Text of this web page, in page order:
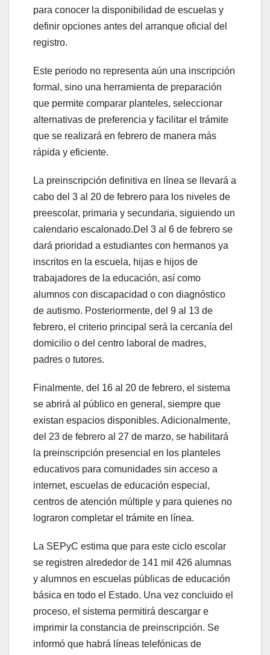
para conocer la disponibilidad de escuelas y
definir opciones antes del arranque oficial del
registro.
Este periodo no representa aún una inscripción
formal, sino una herramienta de preparación
que permite comparar planteles, seleccionar
alternativas de preferencia y facilitar el trámite
que se realizará en febrero de manera más
rápida y eficiente.
La preinscripción definitiva en línea se llevará a
cabo del 3 al 20 de febrero para los niveles de
preescolar, primaria y secundaria, siguiendo un
calendario escalonado.Del 3 al 6 de febrero se
dará prioridad a estudiantes con hermanos ya
inscritos en la escuela, hijas e hijos de
trabajadores de la educación, así como
alumnos con discapacidad o con diagnóstico
de autismo. Posteriormente, del 9 al 13 de
febrero, el criterio principal será la cercanía del
domicilio o del centro laboral de madres,
padres o tutores.
Finalmente, del 16 al 20 de febrero, el sistema
se abrirá al público en general, siempre que
existan espacios disponibles. Adicionalmente,
del 23 de febrero al 27 de marzo, se habilitará
la preinscripción presencial en los planteles
educativos para comunidades sin acceso a
internet, escuelas de educación especial,
centros de atención múltiple y para quienes no
lograron completar el trámite en línea.
La SEPyC estima que para este ciclo escolar
se registren alrededor de 141 mil 426 alumnas
y alumnos en escuelas públicas de educación
básica en todo el Estado. Una vez concluido el
proceso, el sistema permitirá descargar e
imprimir la constancia de preinscripción. Se
informó que habrá líneas telefónicas de